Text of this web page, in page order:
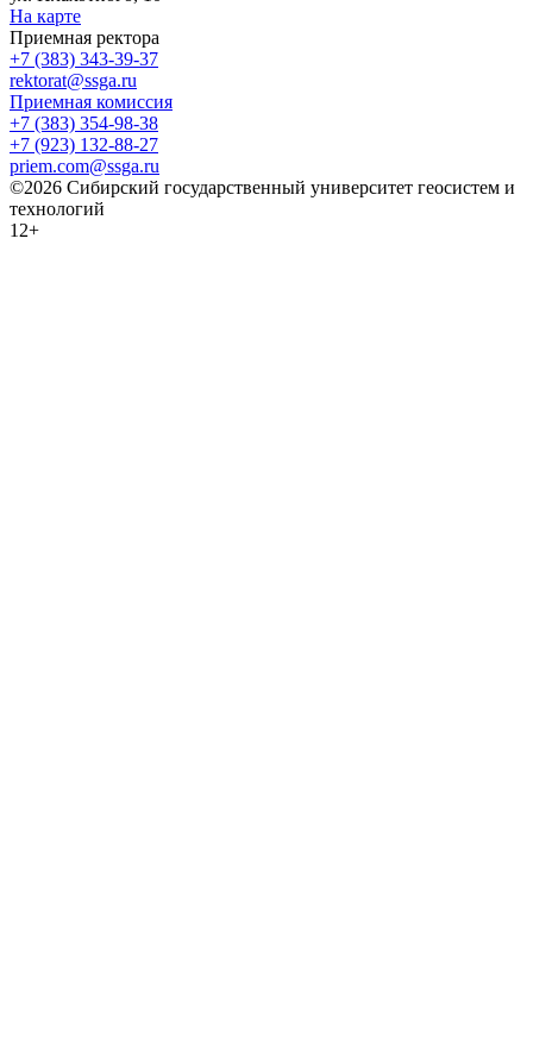
На карте
Приемная ректора
+7 (383) 343-39-37
rektorat@ssga.ru
Приемная комиссия
+7 (383) 354-98-38
+7 (923) 132-88-27
priem.com@ssga.ru
©2026 Сибирский государственный университет геосистем и
технологий
12+